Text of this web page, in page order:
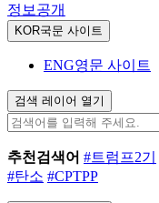
정보공개
KOR국문 사이트
ENG영문 사이트
검색 레이어 열기
추천검색어 #트럼프2기
#탄소 #CPTPP